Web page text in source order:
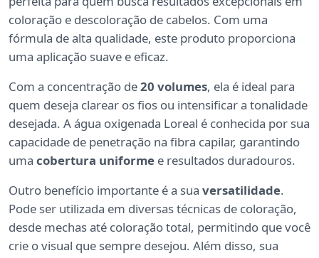
coloração e descoloração de cabelos. Com uma
fórmula de alta qualidade, este produto proporciona
uma aplicação suave e eficaz.
Com a concentração de20 volumes, ela é ideal para
quem deseja clarear os fios ou intensificar a tonalidade
desejada. A água oxigenada Loreal é conhecida por sua
capacidade de penetração na fibra capilar, garantindo
uma cobertura uniforme e resultados duradouros.
Outro benefício importante é a sua versatilidade.
Pode ser utilizada em diversas técnicas de coloração,
desde mechas até coloração total, permitindo que você
crie o visual que sempre desejou. Além disso, sua